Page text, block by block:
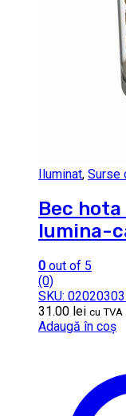
Iluminat, Surse
Bec hota
lumina-
0 out of 5
(0)
SKU:
31.00 lei cu TVA
Adaugă în coș